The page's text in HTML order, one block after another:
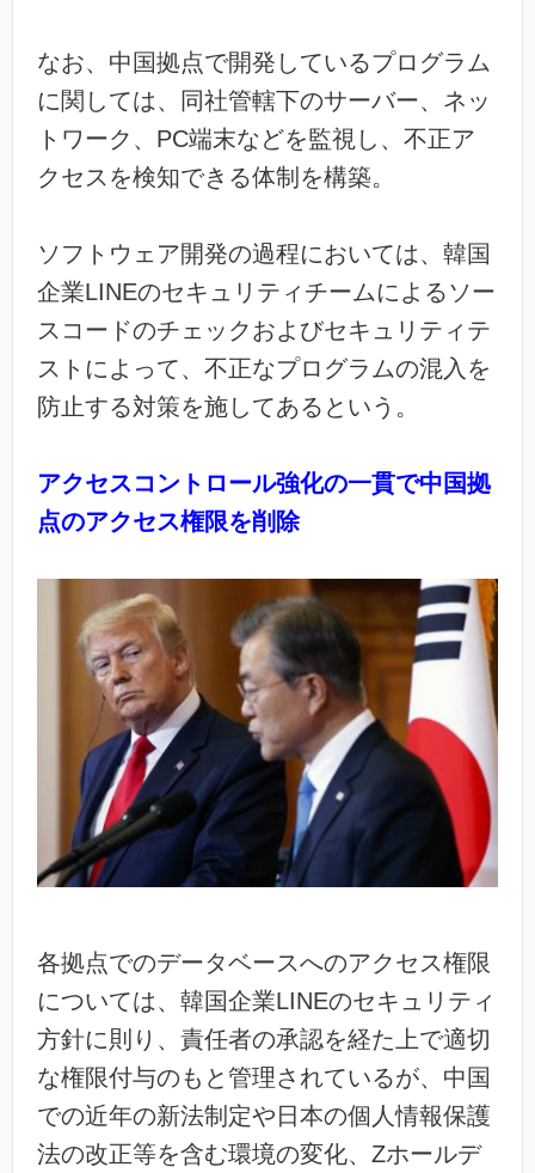
なお、中国拠点で開発しているプログラム
に関しては、同社管轄下のサーバー、ネッ
トワーク、PC端末などを監視し、不正ア
クセスを検知できる体制を構築。
ソフトウェア開発の過程においては、韓国
企業LINEのセキュリティチームによるソー
スコードのチェックおよびセキュリティテ
ストによって、不正なプログラムの混入を
防止する対策を施してあるという。
アクセスコントロール強化の一貫で中国拠
点のアクセス権限を削除
各拠点でのデータベースへのアクセス権限
については、韓国企業LINEのセキュリティ
方針に則り、責任者の承認を経た上で適切
な権限付与のもと管理されているが、中国
での近年の新法制定や日本の個人情報保護
法の改正等を含む環境の変化、Zホールデ